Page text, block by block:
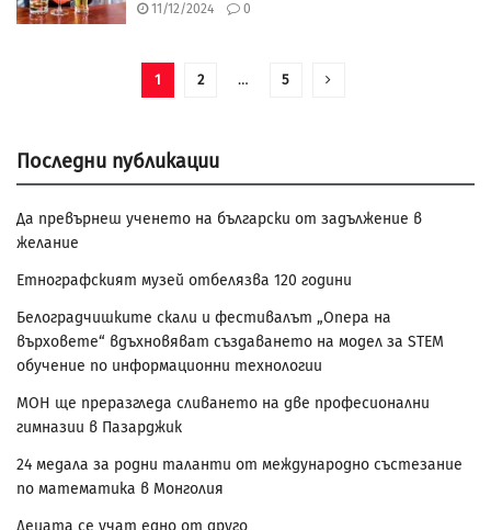
11/12/2024 0
1 2 … 5
Последни публикации
Да превърнеш ученето на български от задължение в
желание
Етнографският музей отбелязва 120 години
Белоградчишките скали и фестивалът „Опера на
върховете“ вдъхновяват създаването на модел за STEM
обучение по информационни технологии
МОН ще преразгледа сливането на две професионални
гимназии в Пазарджик
24 медала за родни таланти от международно състезание
по математика в Монголия
Децата се учат едно от друго